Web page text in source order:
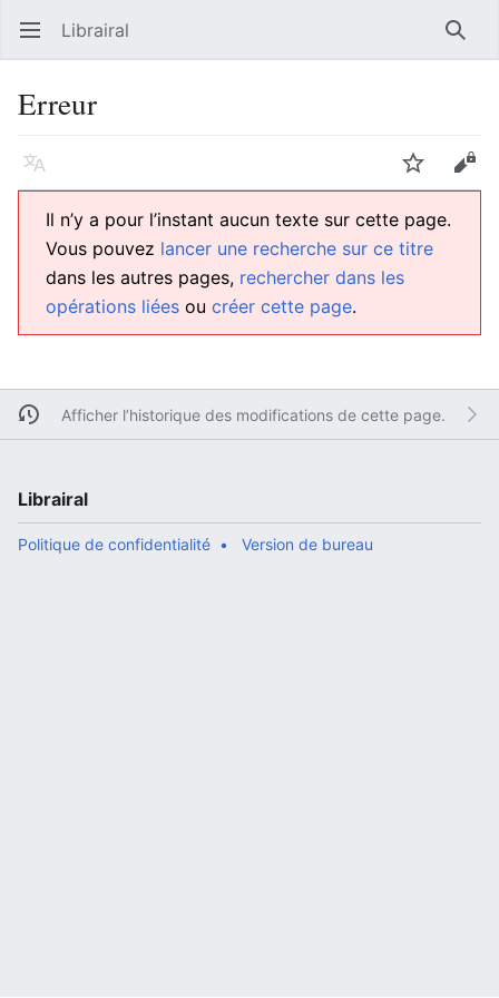
Ouvrir le menu principal Librairal
Erreur
Langue Suivre
Il n’y a pour l’instant aucun texte sur cette page.
Vous pouvez lancer une recherche sur ce titre
dans les autres pages, rechercher dans les
opérations liées ou créer cette page.
Afficher l’historique des modifications de cette page.
Librairal
Politique de confidentialité Version de bureau